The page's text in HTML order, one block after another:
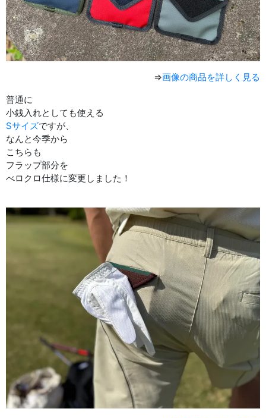
⇒画像の商品を詳しく見る
普通に
小銭入れとしても使える
Sサイズですが、
なんと今季から
こちらも
フラップ部分を
べロクロ仕様に変更しました！